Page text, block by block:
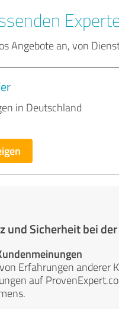
Angebote an, von
in Deutschland
und Sicherheit bei
Erfahrungen anderer
auf